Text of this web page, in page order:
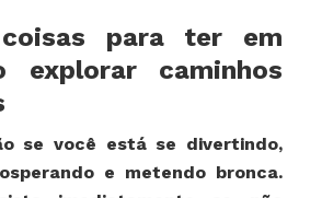
coisas para ter em
explorar caminhos
se você está se divertindo,
e metendo bronca.